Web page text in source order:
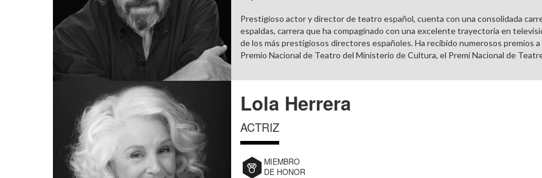
Prestigioso actor y director de teatro español, cuenta con una consolidada
espaldas, carrera que ha compaginado con una excelente trayectoria en
de los más prestigiosos directores españoles. Ha recibido numerosos premios
Premio Nacional de Teatro del Ministerio de Cultura, el Premi Nacional de
Lola Herrera
ACTRIZ
MIEMBRO
DE HONOR